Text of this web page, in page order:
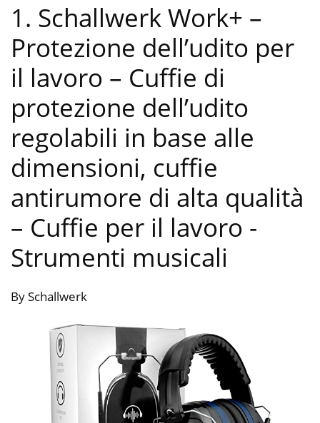
1. Schallwerk Work+ –
Protezione dell’udito per
il lavoro – Cuffie di
protezione dell’udito
regolabili in base alle
dimensioni, cuffie
antirumore di alta qualità
– Cuffie per il lavoro -
Strumenti musicali
By Schallwerk